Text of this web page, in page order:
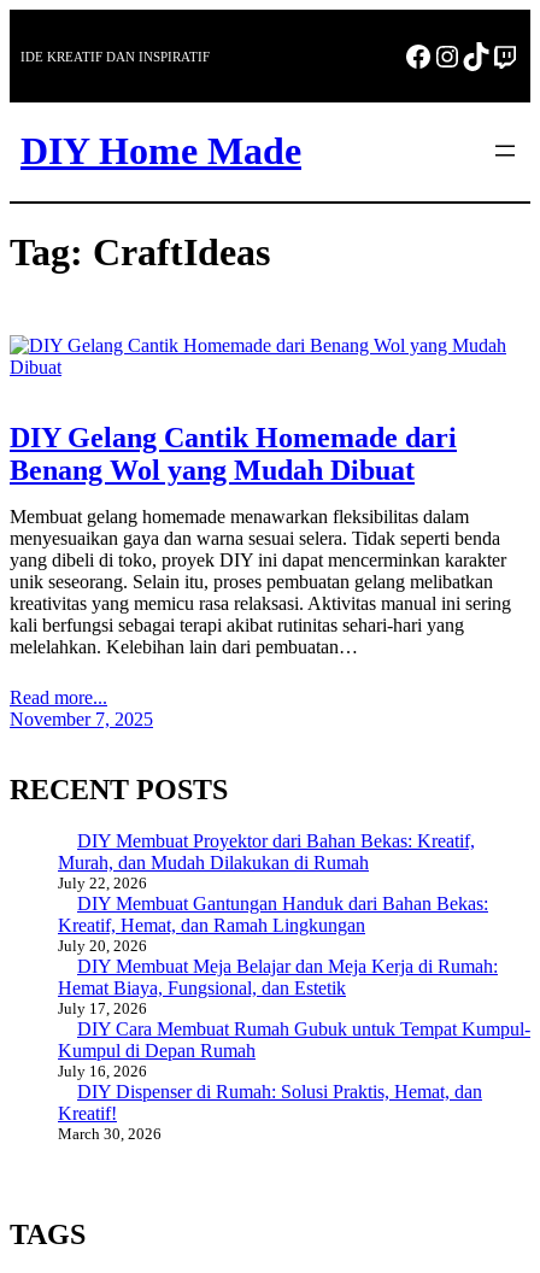
content
IDE KREATIF DAN INSPIRATIF Facebook
DIY Home Made
Tag: CraftIdeas
DIY Gelang Cantik Homemade dari
Benang Wol yang Mudah Dibuat
Membuat gelang homemade menawarkan fleksibilitas dalam
menyesuaikan gaya dan warna sesuai selera. Tidak seperti benda
yang dibeli di toko, proyek DIY ini dapat mencerminkan karakter
unik seseorang. Selain itu, proses pembuatan gelang melibatkan
kreativitas yang memicu rasa relaksasi. Aktivitas manual ini sering
kali berfungsi sebagai terapi akibat rutinitas sehari-hari yang
melelahkan. Kelebihan lain dari pembuatan…
Read more...
November 7, 2025
RECENT POSTS
DIY Membuat Proyektor dari Bahan Bekas: Kreatif,
Murah, dan Mudah Dilakukan di Rumah
July 22, 2026
DIY Membuat Gantungan Handuk dari Bahan Bekas:
Kreatif, Hemat, dan Ramah Lingkungan
July 20, 2026
DIY Membuat Meja Belajar dan Meja Kerja di Rumah:
Hemat Biaya, Fungsional, dan Estetik
July 17, 2026
DIY Cara Membuat Rumah Gubuk untuk Tempat Kumpul-
Kumpul di Depan Rumah
July 16, 2026
DIY Dispenser di Rumah: Solusi Praktis, Hemat, dan
Kreatif!
March 30, 2026
TAGS